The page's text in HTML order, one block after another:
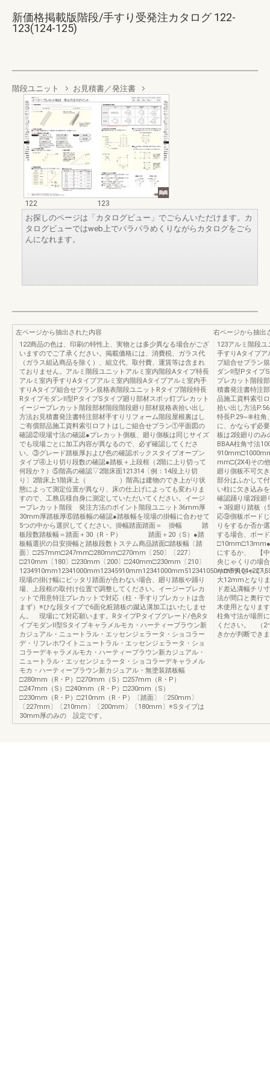
新価格掲載版階段/手すり受発注カタログ 122-
123(124-125)
階段ユニット お見積書／発注書
122
123
お探しのページは「カタログビュー」でごらんいただけます。カ
タログビューではweb上でパラパラめくりながらカタログをごら
んになれます。
左ページから抽出された内容
122商品の色は、印刷の特性上、実物とは多少異なる場合がござ
いますのでご了承ください。掲載価格には、消費税、ガラス代
（ガラス組込商品を除く）、組立代、取付費、運賃等は含まれ
ておりません。アルミ階段ユニットアルミ室内階段Aタイプ特長
アルミ室内手すりAタイプアルミ室内階段Aタイプアルミ室内手
すりAタイプ組合せプラン規格表階段ユニットRタイプ階段特長
RタイプモダンⅡ型PタイプSタイプ廻り部材スポッ灯プレカット
イージープレカット階段部材階段階段廻り部材規格表拾い出し
方法お見積書発注書特注部材手すりリフォーム階段屋根裏はし
ご有償部品施工資料索引ロフトはしご組合せプラン①平面図の
確認②現場寸法の確認●プレカット側板、廻り側板は同じサイズ
でも現場ごとに加工内容が異なるので、必ず確認してくださ
い。③グレード踏板厚および色の確認ボックスタイプオープン
タイプ④上り切り段数の確認●踏板＋上段框（2階に上り切って
何段か？）⑤階高の確認▽2階床面121314〔例：14段上り切
り〕2階床上1階床上（ ）階高は建物のでき上がり状
態によって測定位置が異なり、床の仕上げによっても変わりま
すので、工務店様自身に測定していただいてください。イージ
ープレカット階段 発注方法のポイント階段ユニット36mm厚
30mm厚踏板厚⑥踏板幅の確認●踏板幅を現場の掛幅に合わせて
5つの中から選択してください。掛幅踏面踏面＝ 掛幅 踏
板段数踏板幅＝踏面＋30（R・P） 踏面＋20（S）●踏
板幅選択の目安掛幅と踏板段数トステム商品踏面□踏板幅〔踏
面〕□257mm□247mm□280mm□270mm〔250〕〔227〕
□210mm〔180〕□230mm〔200〕□240mm□230mm〔210〕
現場の掛け幅にピッタリ踏面が合わない場合、廻り踏板や踊り
場、上段框の取付け位置で調整してください。イージープレカ
ットで用意特注プレカットで対応（柱・手すりプレカットは含
まず）※ひな段タイプで6面化粧踏板の蹴込溝加工はいたしませ
ん。 現場にて対応願います。RタイプPタイプグレード/色Rタ
イプモダンⅡ型Sタイプキャラメルモカ・ハーティーブラウン新
カジュアル・ニュートラル・エッセンジェラータ・ショコラー
デ・リフレホワイトニュートラル・エッセンジェラータ・ショ
コラーデキャラメルモカ・ハーティーブラウン新カジュアル・
ニュートラル・エッセンジェラータ・ショコラーデキャラメル
モカ・ハーティーブラウン新カジュアル・無塗装踏板幅
□280mm（R・P）□270mm（S）□257mm（R・P）
□247mm（S）□240mm（R・P）□230mm（S）
□230mm（R・P）□210mm（R・P）〔踏面〕〔250mm〕
〔227mm〕〔210mm〕〔200mm〕〔180mm〕※Sタイプは
30mm厚のみの 設定です。
右ページから抽出
123アルミ階段
手すりAタイプア
プ組合せプラン
ダンⅡ型Pタイプ
プレカット階段
積書発注書特注
品施工資料索引
拾い出し方法
特長P.29~⑧柱角
に、かならず必
板は2段廻りのみ
BBAA柱角寸法
mm□(2X4)その
廻り側板不可欠
部分はふかして
い柱に欠き込み
確認踊り場2段廻
＋3段廻り踏板
応⑨側板ボード
りをするか否か
する場合、ボー
□10mm□13mm●
にするか、 【中
央じゃくりの場
り□中央じゃく
大12mmとなり
ド差込溝幅チリ
法が間口と奥行
木使用となりま
柱角寸法が場所
ください。 （2
きかが判断でき